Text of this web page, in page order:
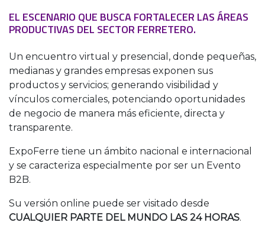
EL ESCENARIO QUE BUSCA FORTALECER LAS ÁREAS
PRODUCTIVAS DEL SECTOR FERRETERO.
Un encuentro virtual y presencial, donde pequeñas,
medianas y grandes empresas exponen sus
productos y servicios; generando visibilidad y
vínculos comerciales, potenciando oportunidades
de negocio de manera más eficiente, directa y
transparente.
ExpoFerre tiene un ámbito nacional e internacional
y se caracteriza especialmente por ser un Evento
B2B.
Su versión online puede ser visitado desde
CUALQUIER PARTE DEL MUNDO LAS 24 HORAS.